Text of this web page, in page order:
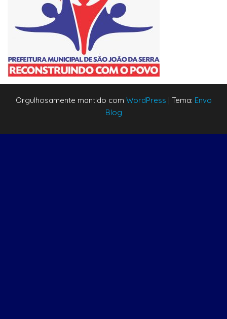
Orgulhosamente mantido com WordPress | Tema: Envo
Blog